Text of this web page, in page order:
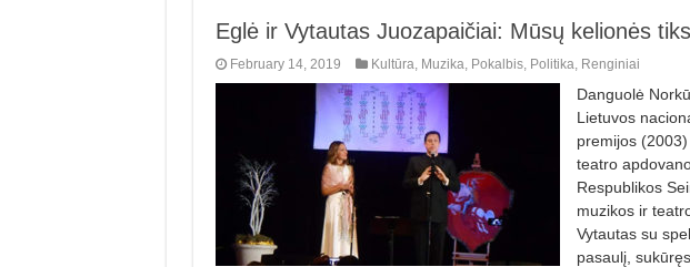
Eglė ir Vytautas Juozapaičiai: Mūsų kelionės
February 14, 2019 Kultūra Muzika Pokalbis, Politika Renginiai
Danguolė
Lietuvos
premijos
teatro
Respublikos
muzikos ir
Vytautas su
pasaulį,